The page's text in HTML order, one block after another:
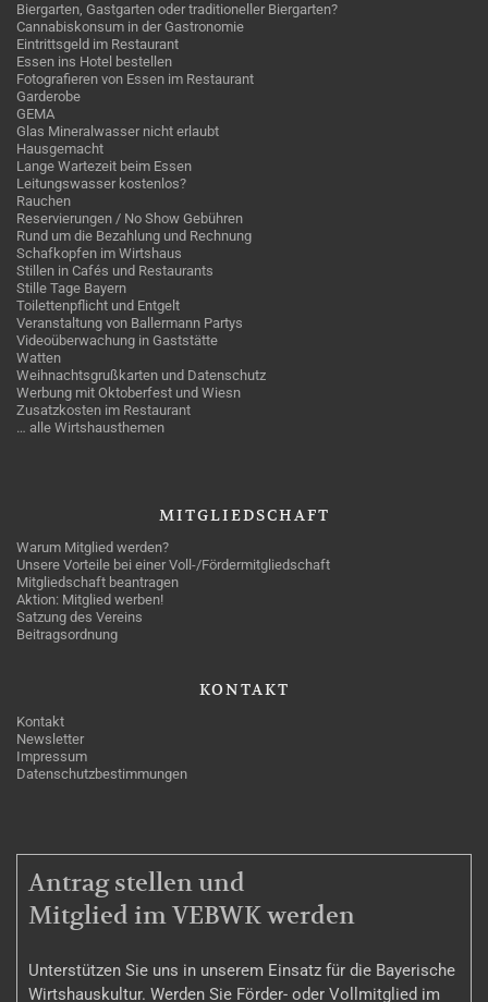
Biergarten, Gastgarten oder traditioneller Biergarten?
Cannabiskonsum in der Gastronomie
Eintrittsgeld im Restaurant
Essen ins Hotel bestellen
Fotografieren von Essen im Restaurant
Garderobe
GEMA
Glas Mineralwasser nicht erlaubt
Hausgemacht
Lange Wartezeit beim Essen
Leitungswasser kostenlos?
Rauchen
Reservierungen / No Show Gebühren
Rund um die Bezahlung und Rechnung
Schafkopfen im Wirtshaus
Stillen in Cafés und Restaurants
Stille Tage Bayern
Toilettenpflicht und Entgelt
Veranstaltung von Ballermann Partys
Videoüberwachung in Gaststätte
Watten
Weihnachtsgrußkarten und Datenschutz
Werbung mit Oktoberfest und Wiesn
Zusatzkosten im Restaurant
… alle Wirtshausthemen
MITGLIEDSCHAFT
Warum Mitglied werden?
Unsere Vorteile bei einer Voll-/Fördermitgliedschaft
Mitgliedschaft beantragen
Aktion: Mitglied werben!
Satzung des Vereins
Beitragsordnung
KONTAKT
Kontakt
Newsletter
Impressum
Datenschutzbestimmungen
MITGLIEDSCHAFT
Antrag stellen und
Mitglied im VEBWK werden
Unterstützen Sie uns in unserem Einsatz für die Bayerische
Wirtshauskultur. Werden Sie Förder- oder Vollmitglied im